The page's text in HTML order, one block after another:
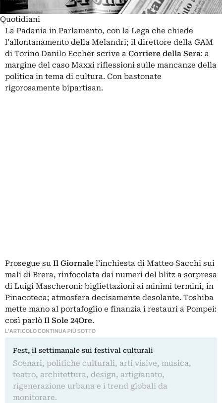
Quotidiani
La Padania in Parlamento, con la Lega che chiede
l’allontanamento della Melandri; il direttore della GAM
di Torino Danilo Eccher scrive a Corriere della Sera: a
margine del caso Maxxi riflessioni sulle mancanze della
politica in tema di cultura. Con bastonate
rigorosamente bipartisan.
Prosegue su Il Giornale l’inchiesta di Matteo Sacchi sui
mali di Brera, rinfocolata dai numeri del blitz a sorpresa
di Luigi Mascheroni: bigliettazioni ai minimi termini, in
Pinacoteca; atmosfera decisamente desolante. Toshiba
mette mano al portafoglio e finanzia i restauri a Pompei:
così parlò Il Sole 24Ore.
L'ARTICOLO CONTINUA PIÙ SOTTO
Fest, il settimanale sui festival culturali
Scenari, politiche culturali, arti visive, musica,
teatro, architettura, design, artigianato,
rigenerazione urbana e i trend globali da
monitorare.